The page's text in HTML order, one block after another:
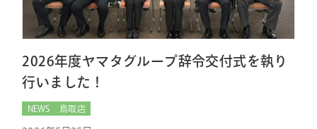
2026年度ヤマタグループ辞令交付式を執り
行いました！
NEWS 鳥取店